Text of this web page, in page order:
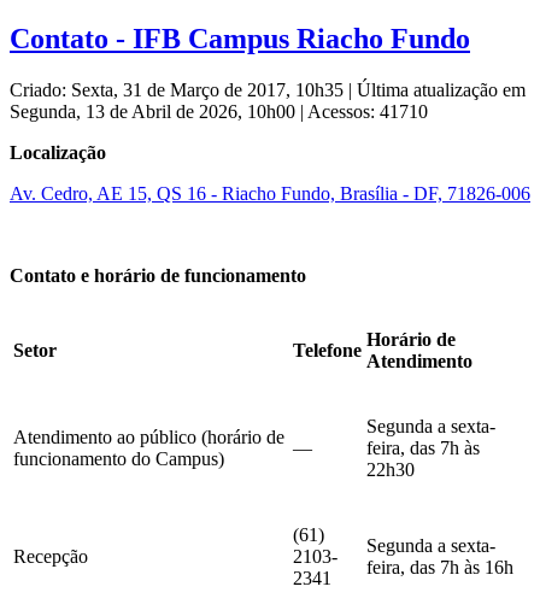
Contato - IFB Campus Riacho Fundo
Criado: Sexta, 31 de Março de 2017, 10h35 | Última atualização em
Segunda, 13 de Abril de 2026, 10h00 | Acessos: 41710
Localização
Av. Cedro, AE 15, QS 16 - Riacho Fundo, Brasília - DF, 71826-006
Contato e horário de funcionamento
Setor Telefone
Horário de
Atendimento
Atendimento ao público (horário de
funcionamento do Campus)
—
Segunda a sexta-
feira, das 7h às
22h30
Recepção
(61)
2103-
2341
Segunda a sexta-
feira, das 7h às 16h